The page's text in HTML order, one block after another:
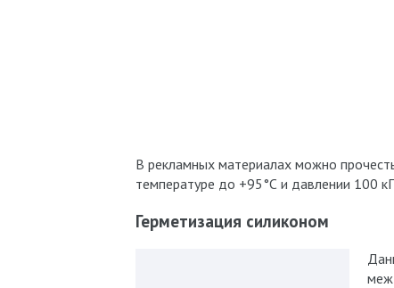
В рекламных материалах можно
температуре до +95°С и давлении 100
Герметизация силиконом